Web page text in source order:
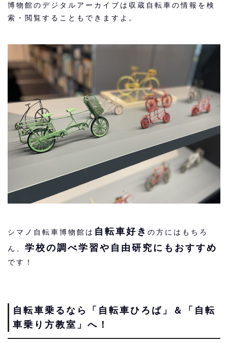
博物館のデジタルアーカイブは収蔵自転車の情報を検
索・閲覧することもできますよ。
シマノ自転車博物館は 自転車好き の方にはもちろ
ん、 学校の調べ学習や自由研究にもおすすめ
です！
自転車乗るなら「自転車ひろば」＆「自転
車乗り方教室」へ！